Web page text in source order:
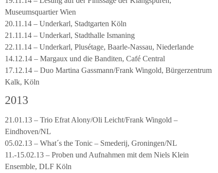
Museumsquartier Wien
20.11.14 – Underkarl, Stadtgarten Köln
21.11.14 – Underkarl, Stadthalle Ismaning
22.11.14 – Underkarl, Plusétage, Baarle-Nassau, Niederlande
14.12.14 – Margaux und die Banditen, Café Central
17.12.14 – Duo Martina Gassmann/Frank Wingold, Bürgerzentrum
Kalk, Köln
2013
21.01.13 – Trio Efrat Alony/Oli Leicht/Frank Wingold –
Eindhoven/NL
05.02.13 – What´s the Tonic – Smederij, Groningen/NL
11.-15.02.13 – Proben und Aufnahmen mit dem Niels Klein
Ensemble, DLF Köln